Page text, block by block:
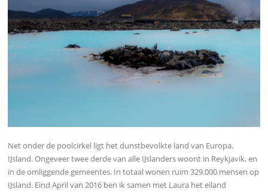
Net onder de poolcirkel ligt het dunstbevolkte land van Europa.
IJsland. Ongeveer twee derde van alle IJslanders woont in Reykjavik, en
in de omliggende gemeentes. In totaal wonen ruim 329.000 mensen op
IJsland. Eind April van 2016 ben ik samen met Laura het eiland